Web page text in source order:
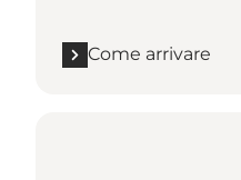
Come arrivare